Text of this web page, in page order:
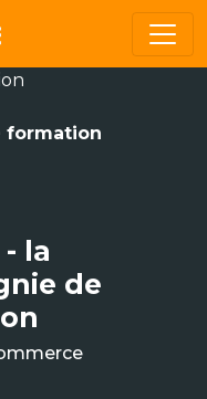
formation
- la
de